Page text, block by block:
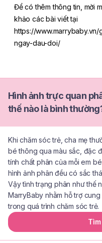
Để có thêm thông tin, mời
khảo các bài viết tại
https://www.marrybaby.vn/
ngay-dau-doi/
Hình ảnh trực quan
thế nào là bình
Khi chăm sóc trẻ, cha mẹ
bé thông qua màu sắc, đặc
tính chất phân của mỗi em
hình ảnh phân đều có sắc
Vậy tình trạng phân như thế
MarryBaby nhằm hỗ trợ
trong quá trình chăm sóc trẻ.